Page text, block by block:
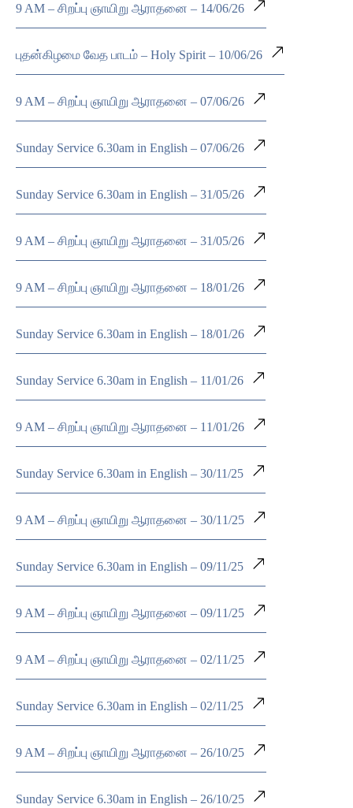
9 AM – சிறப்பு ஞாயிறு ஆராதனை – 14/06/26
புதன்கிழமை வேத பாடம் – Holy Spirit – 10/06/26
9 AM – சிறப்பு ஞாயிறு ஆராதனை – 07/06/26
Sunday Service 6.30am in English – 07/06/26
Sunday Service 6.30am in English – 31/05/26
9 AM – சிறப்பு ஞாயிறு ஆராதனை – 31/05/26
9 AM – சிறப்பு ஞாயிறு ஆராதனை – 18/01/26
Sunday Service 6.30am in English – 18/01/26
Sunday Service 6.30am in English – 11/01/26
9 AM – சிறப்பு ஞாயிறு ஆராதனை – 11/01/26
Sunday Service 6.30am in English – 30/11/25
9 AM – சிறப்பு ஞாயிறு ஆராதனை – 30/11/25
Sunday Service 6.30am in English – 09/11/25
9 AM – சிறப்பு ஞாயிறு ஆராதனை – 09/11/25
9 AM – சிறப்பு ஞாயிறு ஆராதனை – 02/11/25
Sunday Service 6.30am in English – 02/11/25
9 AM – சிறப்பு ஞாயிறு ஆராதனை – 26/10/25
Sunday Service 6.30am in English – 26/10/25